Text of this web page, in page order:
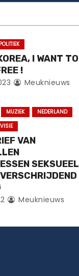
POLITIEK
I WANT TO
!
Meuknieuws
MUZIEK
NEDERLAND
VAN
SEKSUEEL
Meuknieuws